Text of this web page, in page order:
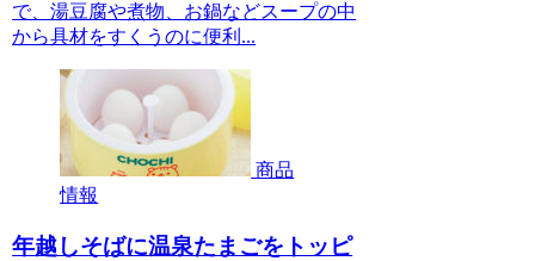
で、湯豆腐や煮物、お鍋などスープの中
から具材をすくうのに便利...
商品
情報
年越しそばに温泉たまごをトッピ